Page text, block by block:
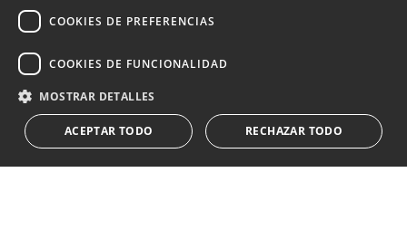
Acepto el
Le informamos que los datos personales obtenidos mediante
este formulario...Expandir
COOKIES DE PREFERENCIAS
COOKIES DE FUNCIONALIDAD
MOSTRAR DETALLES
ACEPTAR TODO RECHAZAR TODO